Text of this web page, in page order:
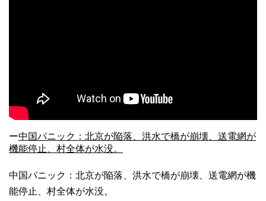
ー中国パニック：北京が陥落、洪水で橋が崩壊、送電網が
機能停止、村全体が水没。
中国パニック：北京が陥落、洪水で橋が崩壊、送電網が機
能停止、村全体が水没。